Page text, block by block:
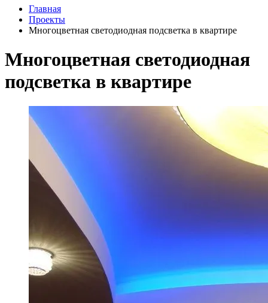
Главная
Проекты
Многоцветная светодиодная подсветка в квартире
Многоцветная светодиодная
подсветка в квартире